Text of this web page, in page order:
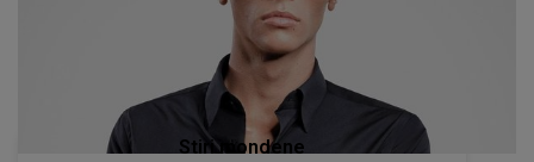
Stiri mondene